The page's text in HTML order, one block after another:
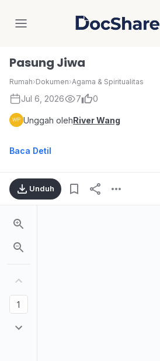
DocShare
Pasung Jiwa
Rumah›Dokumen›Agama & Spiritualitas
Jul 6, 2026 7 0
Unggah olehRiver Wang
Baca Detil
Unduh